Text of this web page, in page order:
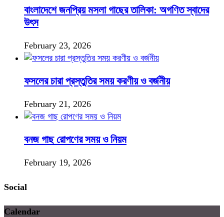
বাংলাদেশে জনপ্রিয় মসলা গাছের তালিকা: অগণিত স্বাদের
উৎস
February 23, 2026
ফসলের চারা প্রস্তুতির সময় করণীয় ও বর্জনীয়
February 21, 2026
বনজ গাছ রোপণের সময় ও নিয়ম
February 19, 2026
Social
Calendar